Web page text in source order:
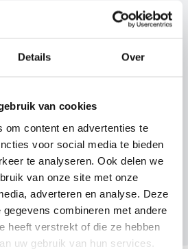
Details Over
van cookies
om content en advertenties te
voor social media te bieden
te analyseren. Ook delen we
van onze site met onze
adverteren en analyse. Deze
combineren met andere
heeft verstrekt of die ze hebben
uw gebruik van hun services.
veel meer.
ons financieren of leasen.
en vergeet niet foto's van je
meestuurt ontvang je op
met vrijdag binnen enkele uren